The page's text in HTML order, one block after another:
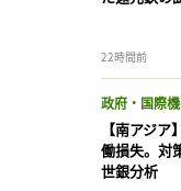
22時間前
政府・国際
【南アジ
働損失。対
世銀分析